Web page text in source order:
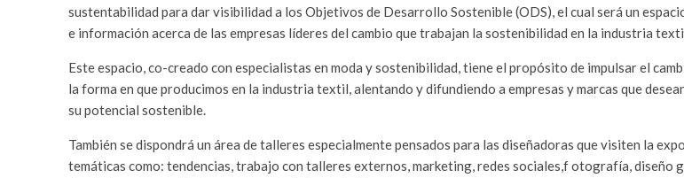
sustentabilidad para dar visibilidad a los Objetivos de Desarrollo Sostenible (ODS), el cual será un
e información acerca de las empresas líderes del cambio que trabajan la sostenibilidad en la industria
Este espacio, co-creado con especialistas en moda y sostenibilidad, tiene el propósito de impulsar el
la forma en que producimos en la industria textil, alentando y difundiendo a empresas y marcas que
su potencial sostenible.
También se dispondrá un área de talleres especialmente pensados para las diseñadoras que visiten la
temáticas como: tendencias, trabajo con talleres externos, marketing, redes sociales,f otografía, diseño